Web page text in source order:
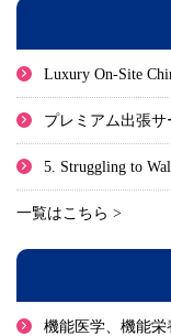
Luxury On-Site
プレミアム出張
5. Struggling to
一覧はこちら >
機能医学、機能栄